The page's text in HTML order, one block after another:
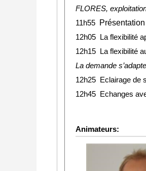
FLORES,
11h55
12h05 La flexibilité
12h15 La flexibilité
La demande
12h25 Eclairage de
12h45 Echanges
Animateurs: